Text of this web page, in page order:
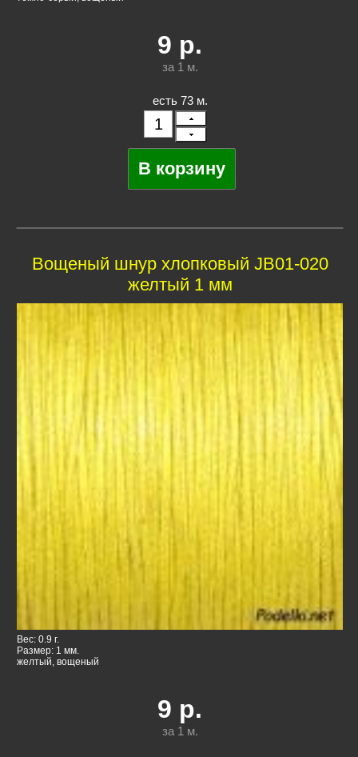
9 р.
за 1 м.
есть 73 м.
Вощеный шнур хлопковый JB01-020
желтый 1 мм
Вес: 0.9 г.
Размер: 1 мм.
желтый, вощеный
9 р.
за 1 м.